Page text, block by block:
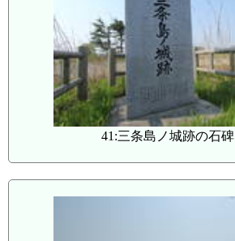
41:三条島ノ城跡の石碑